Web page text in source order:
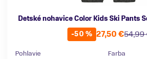
Detské nohavice Color Kids Ski Pants
-50 %
54,99
27,50 €
Pohlavie
Farba